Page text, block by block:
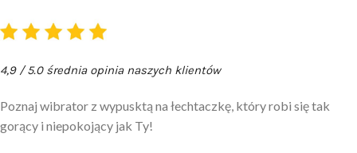
4,9 / 5.0 średnia opinia naszych klientów
Poznaj wibrator z wypusktą na łechtaczkę, który robi się tak
gorący i niepokojący jak Ty!